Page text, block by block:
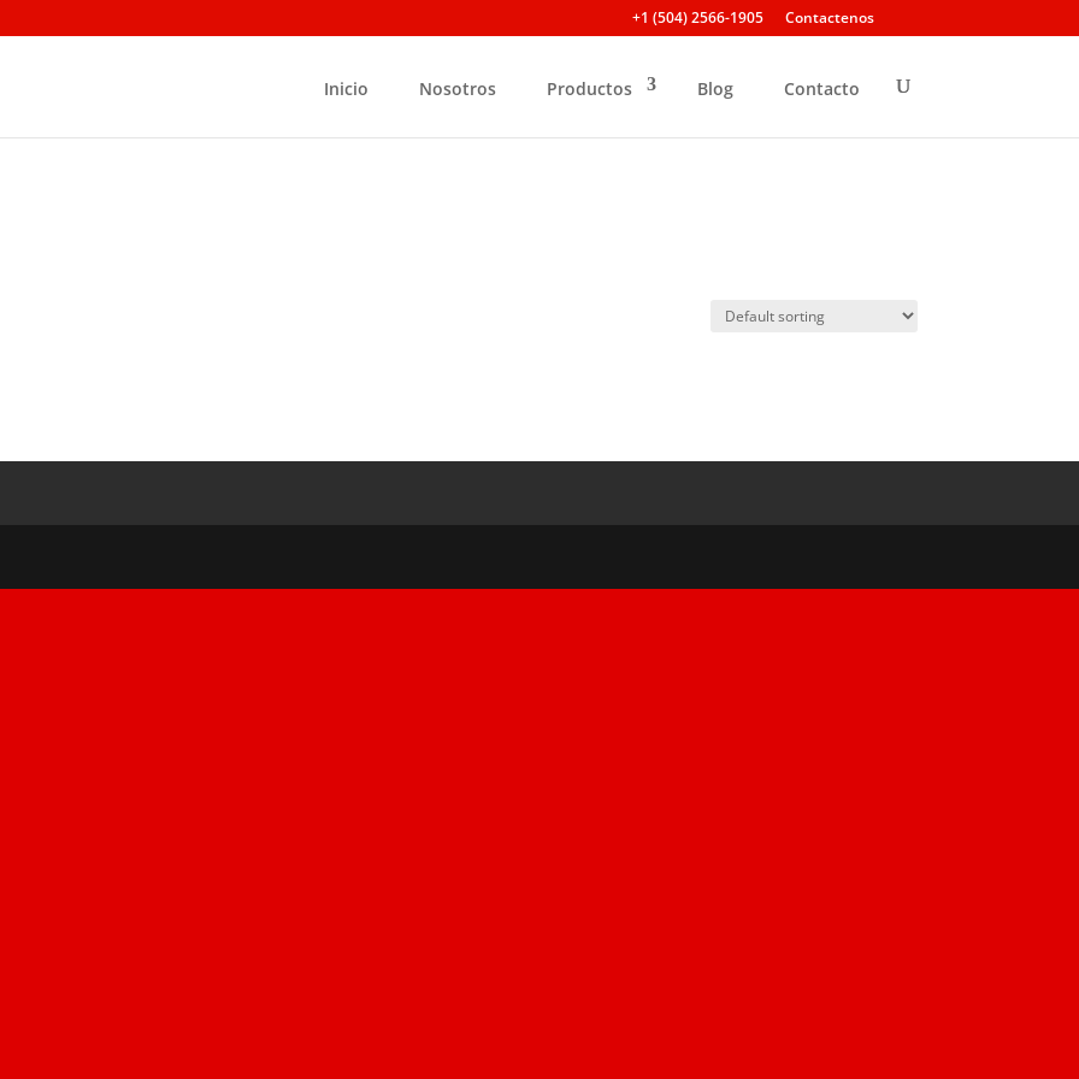
+1 (504) 2566-1905 Contactenos
Inicio Nosotros Productos Blog Contacto